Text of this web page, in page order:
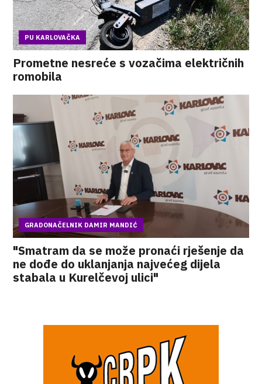
PU KARLOVAČKA
Prometne nesreće s vozačima električnih
romobila
GRADONAČELNIK DAMIR MANDIĆ
"Smatram da se može pronaći rješenje da
ne dođe do uklanjanja najvećeg dijela
stabala u Kurelčevoj ulici"